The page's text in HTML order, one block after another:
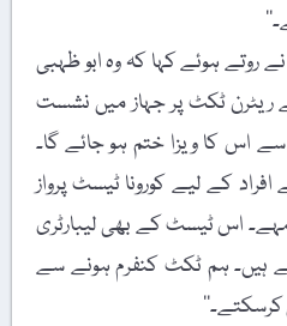
روتے ہوئے کہا کہ وہ ابو ظہبی
ریٹرن ٹکٹ پر جہاز میں نشست
کا ویزا ختم ہو جائے گا۔
افراد کے لیے کورونا ٹیسٹ پرواز
لازمہے۔ اس ٹیسٹ کے بھی لیبارٹری
روپے لیتے ہیں۔ ہم ٹکٹ کنفرم ہونے سے